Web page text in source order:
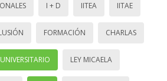
I + D IITEA IITAE
FORMACIÓN CHARLAS
LEY MICAELA